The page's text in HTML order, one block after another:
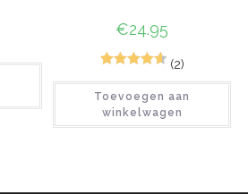
€24.95
d4.67op 5
gebaseerd
(2)
Toevoegen aan
winkelwagen